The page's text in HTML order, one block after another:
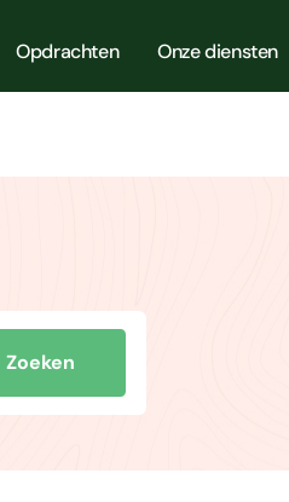
Opdrachten Onze diensten
Zoeken